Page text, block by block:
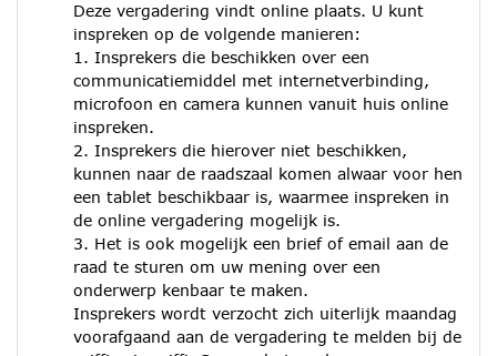
Deze vergadering vindt online plaats. U kunt
inspreken op de volgende manieren:
1. Insprekers die beschikken over een
communicatiemiddel met internetverbinding,
microfoon en camera kunnen vanuit huis online
inspreken.
2. Insprekers die hierover niet beschikken,
kunnen naar de raadszaal komen alwaar voor hen
een tablet beschikbaar is, waarmee inspreken in
de online vergadering mogelijk is.
3. Het is ook mogelijk een brief of email aan de
raad te sturen om uw mening over een
onderwerp kenbaar te maken.
Insprekers wordt verzocht zich uiterlijk maandag
voorafgaand aan de vergadering te melden bij de